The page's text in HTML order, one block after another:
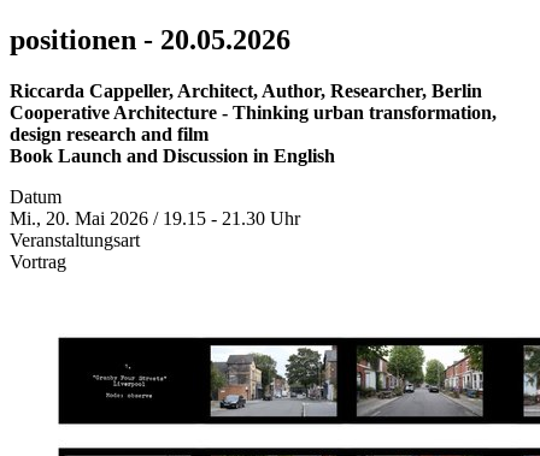
positionen - 20.05.2026
Riccarda Cappeller, Architect, Author, Researcher, Berlin
Cooperative Architecture - Thinking urban transformation,
design research and film
Book Launch and Discussion in English
Datum
Mi., 20. Mai 2026 / 19.15 - 21.30 Uhr
Veranstaltungsart
Vortrag